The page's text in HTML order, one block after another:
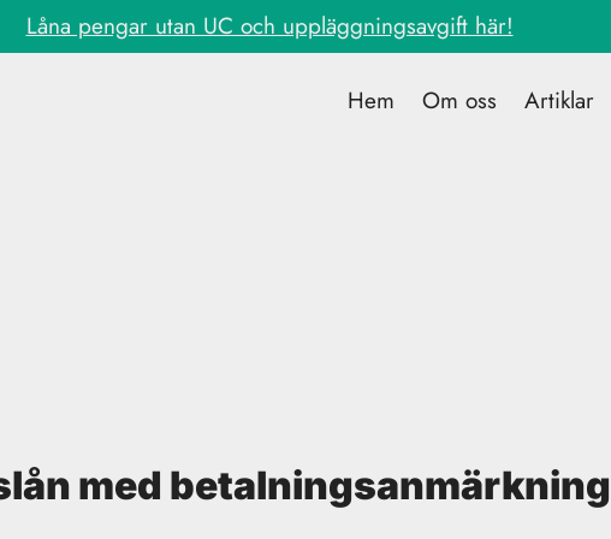
Låna pengar utan UC och uppläggningsavgift här!
Hem Om oss Artiklar
med betalningsanmärkning